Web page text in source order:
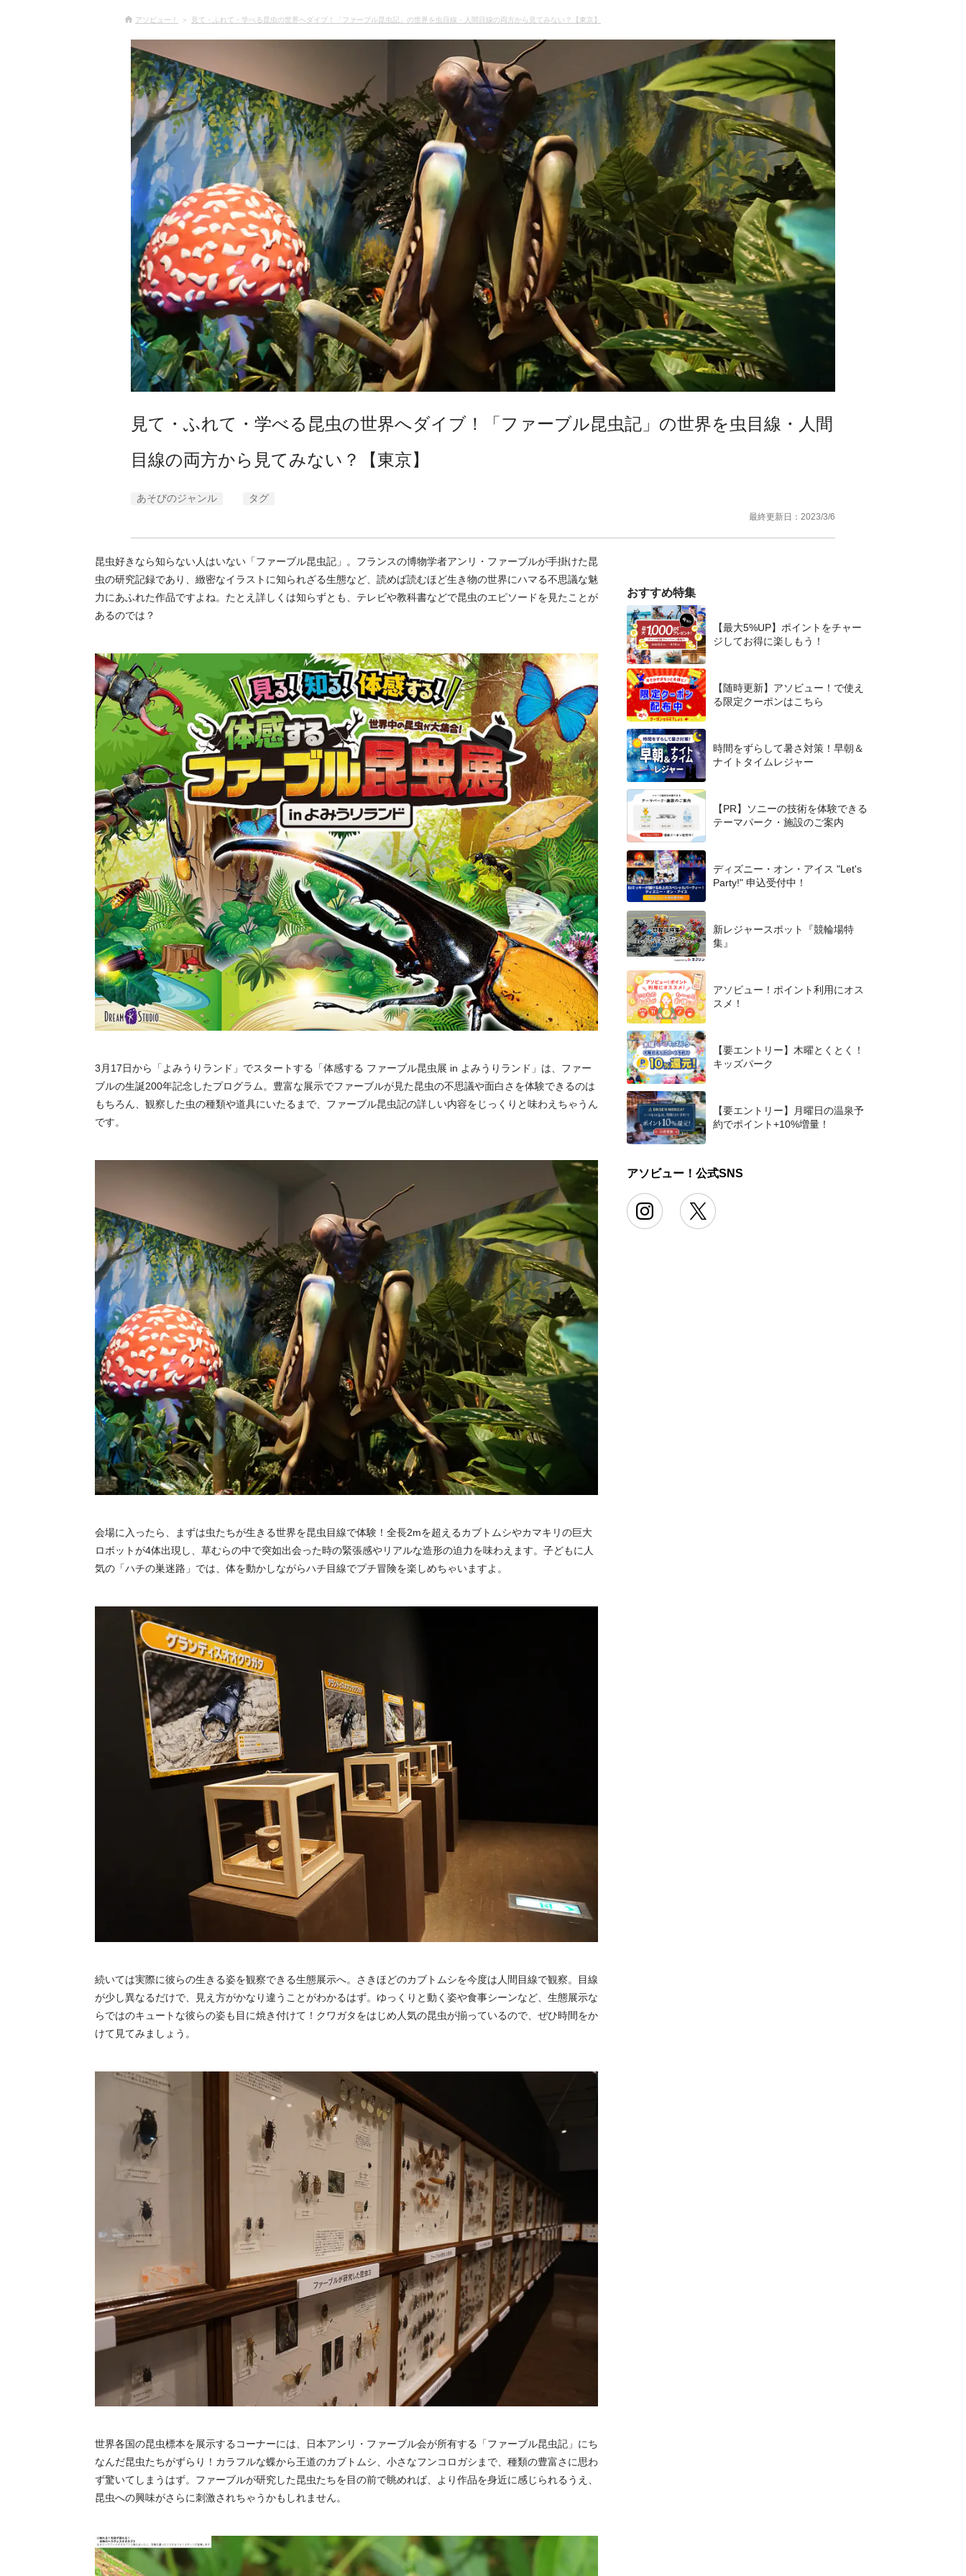
アソビュー！ 見て・ふれて・学べる昆虫の世界へダイブ！「ファーブル昆虫記」の世界を虫目線・人間目線の両方から見てみない？【東京】
見て・ふれて・学べる昆虫の世界へダイブ！「ファーブル昆虫記」の世界を虫目線・人間
目線の両方から見てみない？【東京】
あそびのジャンル タグ
最終更新日： 2023/3/6
昆虫好きなら知らない人はいない「ファーブル昆虫記」。フランスの博物学者アンリ・ファーブルが手掛けた昆
虫の研究記録であり、緻密なイラストに知られざる生態など、読めば読むほど生き物の世界にハマる不思議な魅
力にあふれた作品ですよね。たとえ詳しくは知らずとも、テレビや教科書などで昆虫のエピソードを見たことが
あるのでは？
3月17日から「よみうりランド」でスタートする「体感する ファーブル昆虫展 in よみうりランド」は、ファー
ブルの生誕200年記念したプログラム。豊富な展示でファーブルが見た昆虫の不思議や面白さを体験できるのは
もちろん、観察した虫の種類や道具にいたるまで、ファーブル昆虫記の詳しい内容をじっくりと味わえちゃうん
です。
会場に入ったら、まずは虫たちが生きる世界を昆虫目線で体験！全長2mを超えるカブトムシやカマキリの巨大
ロボットが4体出現し、草むらの中で突如出会った時の緊張感やリアルな造形の迫力を味わえます。子どもに人
気の「ハチの巣迷路」では、体を動かしながらハチ目線でプチ冒険を楽しめちゃいますよ。
続いては実際に彼らの生きる姿を観察できる生態展示へ。さきほどのカブトムシを今度は人間目線で観察。目線
が少し異なるだけで、見え方がかなり違うことがわかるはず。ゆっくりと動く姿や食事シーンなど、生態展示な
らではのキュートな彼らの姿も目に焼き付けて！クワガタをはじめ人気の昆虫が揃っているので、ぜひ時間をか
けて見てみましょう。
世界各国の昆虫標本を展示するコーナーには、日本アンリ・ファーブル会が所有する「ファーブル昆虫記」にち
なんだ昆虫たちがずらり！カラフルな蝶から王道のカブトムシ、小さなフンコロガシまで、種類の豊富さに思わ
ず驚いてしまうはず。ファーブルが研究した昆虫たちを目の前で眺めれば、より作品を身近に感じられるうえ、
昆虫への興味がさらに刺激されちゃうかもしれません。
おすすめ特集
【最大5%UP】ポイントをチャー
ジしてお得に楽しもう！
【随時更新】アソビュー！で使え
る限定クーポンはこちら
時間をずらして暑さ対策！早朝＆
ナイトタイムレジャー
【PR】ソニーの技術を体験できる
テーマパーク・施設のご案内
ディズニー・オン・アイス "Let's
Party!" 申込受付中！
新レジャースポット『競輪場特
集』
アソビュー！ポイント利用にオス
スメ！
【要エントリー】木曜とくとく！
キッズパーク
【要エントリー】月曜日の温泉予
約でポイント+10%増量！
アソビュー！公式SNS